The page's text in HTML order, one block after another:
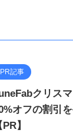
PR記事
クリス
オフの割引
PR】